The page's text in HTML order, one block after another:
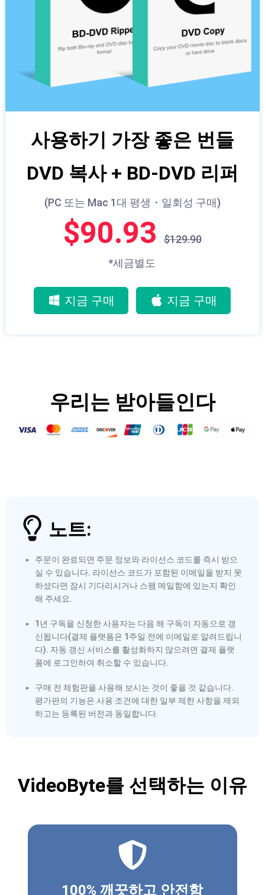
사용하기 가장 좋은 번들
DVD 복사 + BD-DVD 리퍼
(PC 또는 Mac 1대 평생・일회성 구매)
$90.93
$129.90
*세금별도
지금 구매 지금 구매
우리는 받아들인다
노트:
주문이 완료되면 주문 정보와 라이선스 코드를 즉시 받으
실 수 있습니다. 라이선스 코드가 포함된 이메일을 받지 못
하셨다면 잠시 기다리시거나 스팸 메일함에 있는지 확인
해 주세요.
1년 구독을 신청한 사용자는 다음 해 구독이 자동으로 갱
신됩니다(결제 플랫폼은 1주일 전에 이메일로 알려드립니
다). 자동 갱신 서비스를 활성화하지 않으려면 결제 플랫
폼에 로그인하여 취소할 수 있습니다.
구매 전 체험판을 사용해 보시는 것이 좋을 것 같습니다.
평가판의 기능은 사용 조건에 대한 일부 제한 사항을 제외
하고는 등록된 버전과 동일합니다.
VideoByte를 선택하는 이유
100% 깨끗하고 안전함